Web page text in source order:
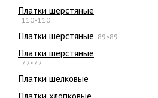
Платки шерстяные
110×110
Платки шерстяные 89×89
Платки шерстяные
72×72
Платки шелковые
Платки хлопковые